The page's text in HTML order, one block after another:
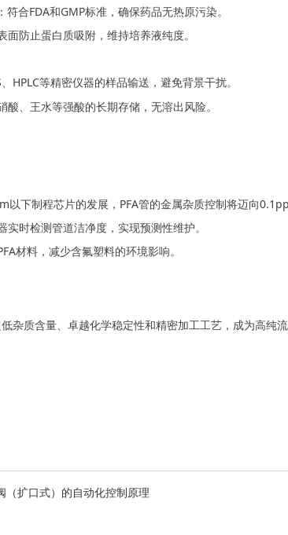
：符合FDA和GMP标准，确保药品无热原污染。
面防止蛋白质吸附，维持培养液纯度。
、HPLC等精密仪器的样品输送，避免背景干扰。
酸、王水等强酸的长期存储，无溶出风险。
以下制程芯片的发展，PFA管的金属杂质控制将迈向
实时检测管道洁净度，实现预测性维护。
材料，减少含氟塑料的环境影响。
杂质含量、卓越化学稳定性和精密加工工艺，成为高
（扩口式）的自动化控制原理